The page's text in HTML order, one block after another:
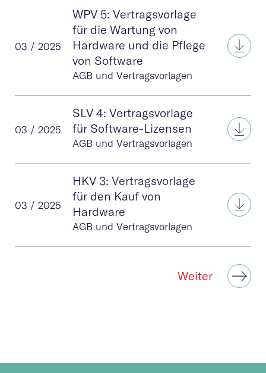
03 / 2025
WPV 5: Vertragsvorlage
für die Wartung von
Hardware und die Pflege
von Software
AGB und Vertragsvorlagen
03 / 2025
SLV 4: Vertragsvorlage
für Software-Lizensen
AGB und Vertragsvorlagen
SLV
03 / 2025
HKV 3: Vertragsvorlage
für den Kauf von
Hardware
AGB und Vertragsvorlagen
Weiter